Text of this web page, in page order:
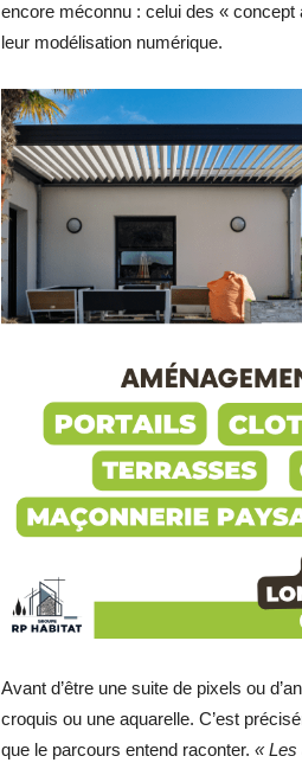
encore méconnu : celui des «
leur modélisation numérique.
Avant d’être une suite de pixels ou
croquis ou une aquarelle. C’est
que le parcours entend raconter. « Les